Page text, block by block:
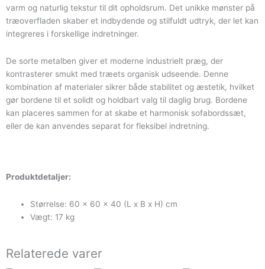
varm og naturlig tekstur til dit opholdsrum. Det unikke mønster på
træoverfladen skaber et indbydende og stilfuldt udtryk, der let kan
integreres i forskellige indretninger.
De sorte metalben giver et moderne industrielt præg, der
kontrasterer smukt med træets organisk udseende. Denne
kombination af materialer sikrer både stabilitet og æstetik, hvilket
gør bordene til et solidt og holdbart valg til daglig brug. Bordene
kan placeres sammen for at skabe et harmonisk sofabordssæt,
eller de kan anvendes separat for fleksibel indretning.
Produktdetaljer:
Størrelse: 60 x 60 x 40 (L x B x H) cm
Vægt: 17 kg
Relaterede varer